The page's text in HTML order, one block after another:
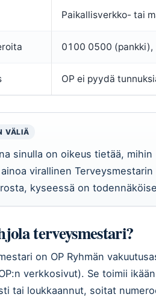
Paikallisverkko- tai
0100 0500 (pankki),
OP ei pyydä
VÄLIÄ
sinulla on oikeus tietää,
virallinen
kyseessä on
terveysmestari?
on OP Ryhmän
verkkosivut). Se toimii
tai loukkaannut, soitat